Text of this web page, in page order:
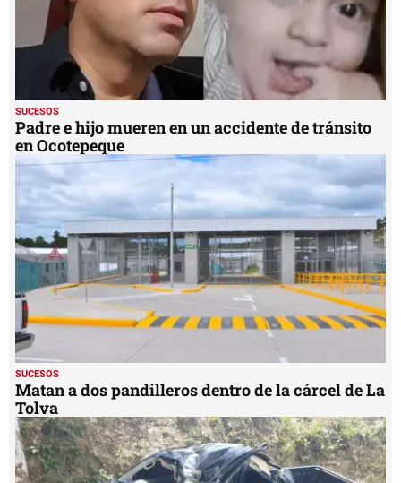
SUCESOS
Padre e hijo mueren en un accidente de tránsito
en Ocotepeque
SUCESOS
Matan a dos pandilleros dentro de la cárcel de La
Tolva